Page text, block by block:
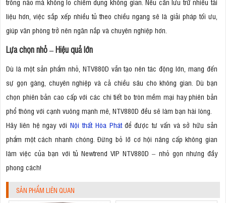
liệu hơn, việc sắp xếp nhiều tủ theo chiều ngang sẽ là giải pháp tối ưu,
giúp văn phòng trở nên ngăn nắp và chuyên nghiệp hơn.
Lựa chọn nhỏ – Hiệu quả lớn
Dù là một sản phẩm nhỏ, NTV880D vẫn tạo nên tác động lớn, mang đến
sự gọn gàng, chuyên nghiệp và cả chiều sâu cho không gian. Dù bạn
chọn phiên bản cao cấp với các chi tiết bo tròn mềm mại hay phiên bản
phổ thông với cạnh vuông mạnh mẽ, NTV880D đều sẽ làm bạn hài lòng.
Hãy liên hệ ngay vớiNội thất Hòa Phátđể được tư vấn và sở hữu sản
phẩm một cách nhanh chóng. Đừng bỏ lỡ cơ hội nâng cấp không gian
làm việc của bạn với tủ Newtrend VIP NTV880D – nhỏ gọn nhưng đầy
phong cách!
SẢN PHẨM LIÊN QUAN